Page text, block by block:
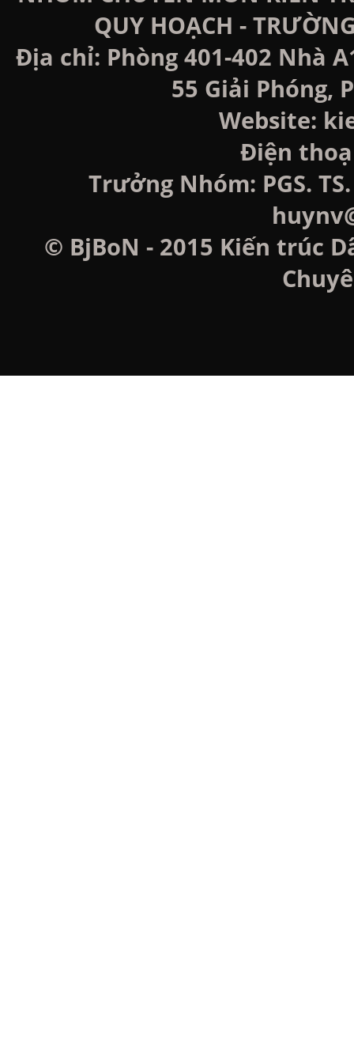
QUY HOẠCH -
Địa chỉ: Phòng 401-402 Nhà
55 Giải Phóng,
Website:
Điện
Trưởng Nhóm: PGS.
© BjBoN - 2015 Kiến trúc